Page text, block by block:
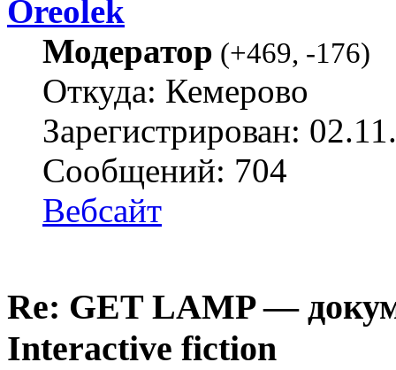
Oreolek
Модератор (+469, -176)
Откуда: Кемерово
Зарегистрирован:
Сообщений: 704
Вебсайт
Re: GET LAMP —
Interactive fiction